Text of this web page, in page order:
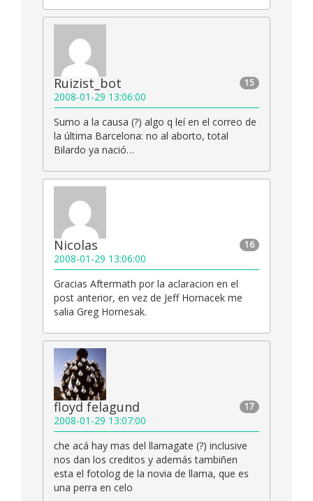
15
Ruizist_bot
2008-01-29 13:06:00
Sumo a la causa (?) algo q leí en el correo de
la última Barcelona: no al aborto, total
Bilardo ya nació…
16
Nicolas
2008-01-29 13:06:00
Gracias Aftermath por la aclaracion en el
post anterior, en vez de Jeff Hornacek me
salia Greg Hornesak.
17
floyd felagund
2008-01-29 13:07:00
che acá hay mas del llamagate (?) inclusive
nos dan los creditos y además tambiñen
esta el fotolog de la novia de llama, que es
una perra en celo